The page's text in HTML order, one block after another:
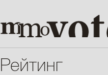
Рейтинг